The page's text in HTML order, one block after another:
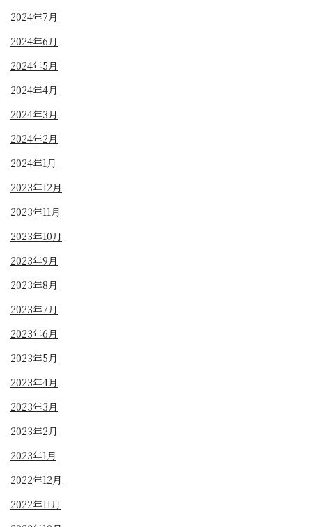
2024年7月
2024年6月
2024年5月
2024年4月
2024年3月
2024年2月
2024年1月
2023年12月
2023年11月
2023年10月
2023年9月
2023年8月
2023年7月
2023年6月
2023年5月
2023年4月
2023年3月
2023年2月
2023年1月
2022年12月
2022年11月